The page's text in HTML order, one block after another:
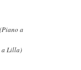
(Piano a
a Lilla)